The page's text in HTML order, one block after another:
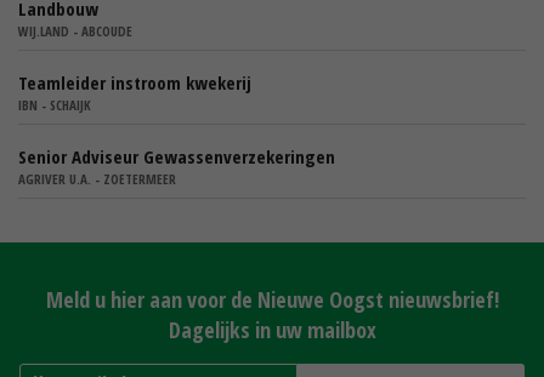
Landbouw
WIJ.LAND - ABCOUDE
Teamleider instroom kwekerij
IBN - SCHAIJK
Senior Adviseur Gewassenverzekeringen
AGRIVER U.A. - ZOETERMEER
Meld u hier aan voor de Nieuwe Oogst nieuwsbrief!
Dagelijks in uw mailbox